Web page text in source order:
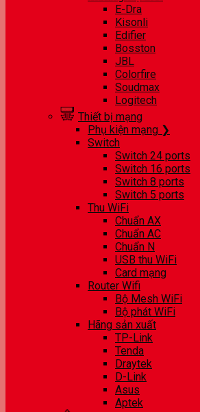
E-Dra
Kisonli
Edifier
Bosston
JBL
Colorfire
Soudmax
Logitech
Thiết bị mạng
Phụ kiện mạng ❯
Switch
Switch 24 ports
Switch 16 ports
Switch 8 ports
Switch 5 ports
Thu WiFi
Chuẩn AX
Chuẩn AC
Chuẩn N
USB thu WiFi
Card mạng
Router Wifi
Bộ Mesh WiFi
Bộ phát WiFi
Hãng sản xuất
TP-Link
Tenda
Draytek
D-Link
Asus
Aptek